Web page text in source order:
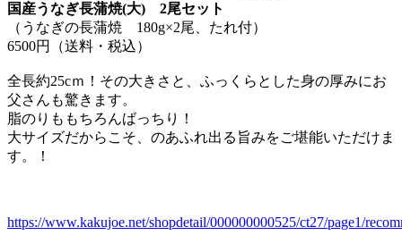
国産うなぎ長蒲焼(大) 2尾セット
（うなぎの長蒲焼 180g×2尾、たれ付）
6500円（送料・税込）
全長約25cｍ！その大きさと、ふっくらとした身の厚みにお
父さんも驚きます。
脂のりももちろんばっちり！
大サイズだからこそ、のあふれ出る旨みをご堪能いただけま
す。！
https://www.kakujoe.net/shopdetail/000000000525/ct27/page1/